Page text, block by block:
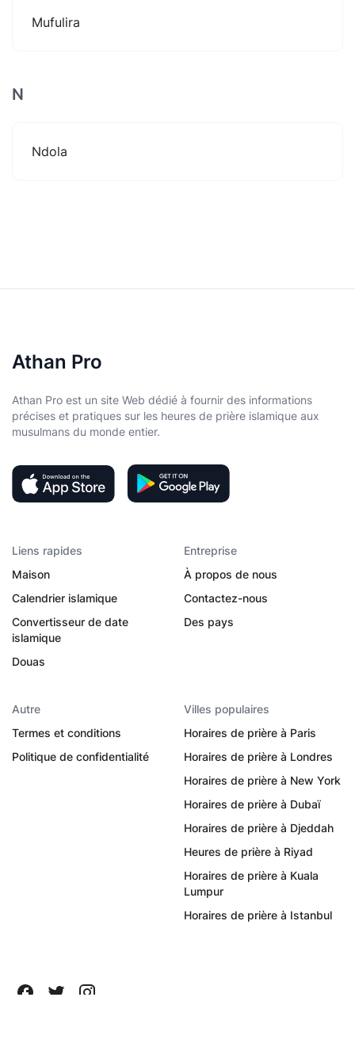
Mufulira
N
Ndola
Athan Pro
Athan Pro est un site Web dédié à fournir des informations
précises et pratiques sur les heures de prière islamique aux
musulmans du monde entier.
Liens rapides
Maison
Calendrier islamique
Convertisseur de date
islamique
Douas
Entreprise
À propos de nous
Contactez-nous
Des pays
Autre
Termes et conditions
Politique de confidentialité
Villes populaires
Horaires de prière à Paris
Horaires de prière à Londres
Horaires de prière à New York
Horaires de prière à Dubaï
Horaires de prière à Djeddah
Heures de prière à Riyad
Horaires de prière à Kuala
Lumpur
Horaires de prière à Istanbul